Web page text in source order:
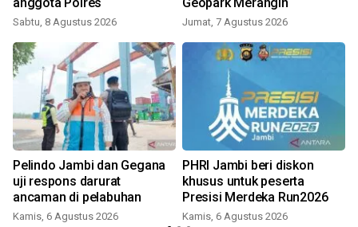
Sabtu, 8 Agustus 2026 Jumat, 7 Agustus 2026
Pelindo Jambi dan Gegana
uji respons darurat
ancaman di pelabuhan
Kamis, 6 Agustus 2026
PHRI Jambi beri diskon
khusus untuk peserta
Presisi Merdeka Run2026
Kamis, 6 Agustus 2026